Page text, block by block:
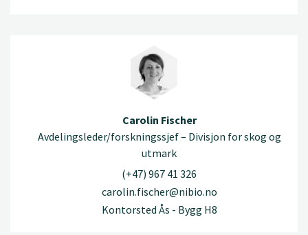
Carolin Fischer
Avdelingsleder/forskningssjef – Divisjon for skog og
utmark
(+47) 967 41 326
carolin.fischer@nibio.no
Kontorsted Ås - Bygg H8